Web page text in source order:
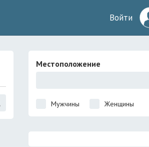
Войти
Местоположение
Мужчины Женщины